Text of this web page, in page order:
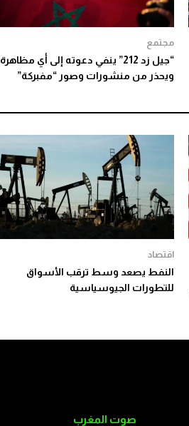
مجتمع
“جيل زد 212” ينفي دعوته إلى أي مظاهرة
ويحذر من منشورات وصور “مفبركة”
اقتصاد
النفط يصعد وسط ترقب الأسواق
للتطورات الجيوسياسية
صوت المغرب